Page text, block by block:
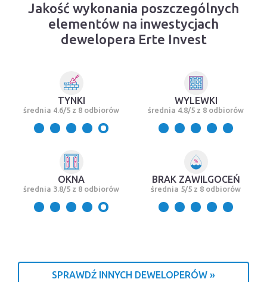
Jakość wykonania poszczególnych
elementów na inwestycjach
dewelopera Erte Invest
TYNKI
średnia 4.6/5 z 8 odbiorów
WYLEWKI
średnia 4.8/5 z 8 odbiorów
OKNA
średnia 3.8/5 z 8 odbiorów
BRAK ZAWILGOCEŃ
średnia 5/5 z 8 odbiorów
SPRAWDŹ INNYCH DEWELOPERÓW »